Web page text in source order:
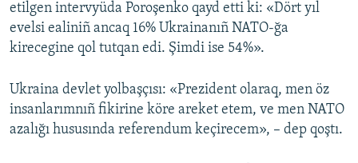
etilgen intervyüda Poroşenko qayd etti ki: «Dört yıl
evelsi ealiniñ ancaq 16% Ukrainanıñ NATO-ğa
kirecegine qol tutqan edi. Şimdi ise 54%».
Ukraina devlet yolbaşçısı: «Prezident olaraq, men öz
insanlarımnıñ fikirine köre areket etem, ve men NATO
azalığı hususında referendum keçirecem», – dep qoştı.